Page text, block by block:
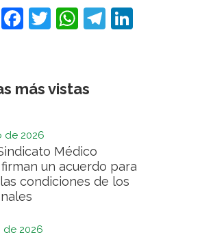
EmailFacebook
Twitter
WhatsApp
más vistas
de 2026
Médico
un acuerdo para
condiciones de los
de 2026